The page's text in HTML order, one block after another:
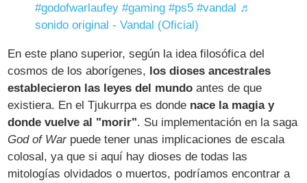
#godofwarlaufey #gaming #ps5 #vandal ♬
sonido original - Vandal (Oficial)
En este plano superior, según la idea filosófica del
cosmos de los aborígenes, los dioses ancestrales
establecieron las leyes del mundo antes de que
existiera. En el Tjukurrpa es donde nace la magia y
donde vuelve al "morir". Su implementación en la saga
God of Warpuede tener unas implicaciones de escala
colosal, ya que si aquí hay dioses de todas las
mitologías olvidados o muertos, podríamos encontrar a